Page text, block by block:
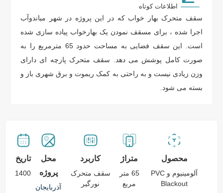
اطلاعات کوتاه
سقف متحرک بهار خواب که در این پروژه در شهر میاندوآب
اجرا شده ، برای مسقف نمودن یک بهارخواب پیاده سازی شده
است. این سقف فضایی به مساحت حدود 65 مترمربع را به
صورت کامل پوشش می دهد. سقف متحرک پارچه ای دارای
وزن زیادی نیست و به راحتی به کمک ریموت و برق شهری باز و
بسته می شود.
محصول
آلومینیوم و PVC
Blackout
متراژ
65 متر
مربع
کاربرد
سقف متحرک
نورگیر
محل
پروژه
آذربایجان
تاریخ
1400